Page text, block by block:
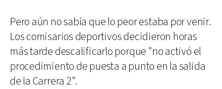
Pero aún no sabía que lo peor estaba por venir.
Los comisarios deportivos decidieron horas
más tarde descalificarlo porque "no activó el
procedimiento de puesta a punto en la salida
de la Carrera 2".